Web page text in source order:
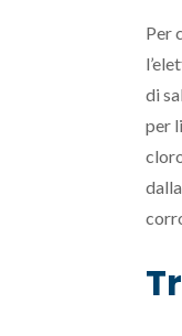
Per
di
per